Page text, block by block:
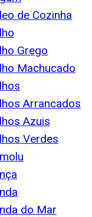
de Cozinha
Grego
Machucado
Arrancados
Azuis
Verdes
do Mar